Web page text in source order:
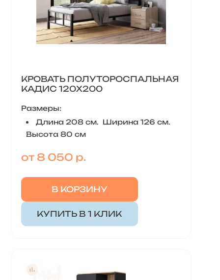
КРОВАТЬ ПОЛУТОРОСПАЛЬНАЯ
КАДИС 120Х200
Размеры:
Длина 208 см. Ширина 126 см.
Высота 80 см
от 8 050 р.
В КОРЗИНУ
КУПИТЬ В 1 КЛИК